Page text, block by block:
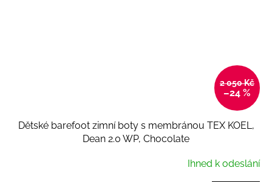
2 050 Kč
–24 %
Dětské barefoot zimní boty s membránou TEX KOEL,
Dean 2.0 WP, Chocolate
Ihned k odeslání